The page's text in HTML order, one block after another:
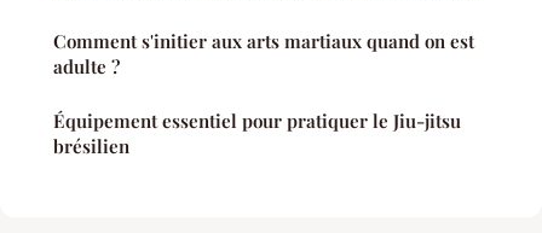
Comment s'initier aux arts martiaux quand on est
adulte ?
Équipement essentiel pour pratiquer le Jiu-jitsu
brésilien